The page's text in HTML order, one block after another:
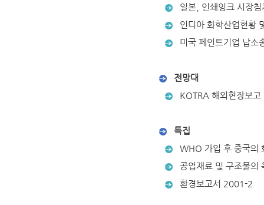
일본, 인쇄잉크 시장침
인디아 화학산업현황
미국 페인트기업 납소
전망대
KOTRA 해외현장보고
특집
WHO 가입 후 중국의
공업재료 및 구조물의
환경보고서 2001-2